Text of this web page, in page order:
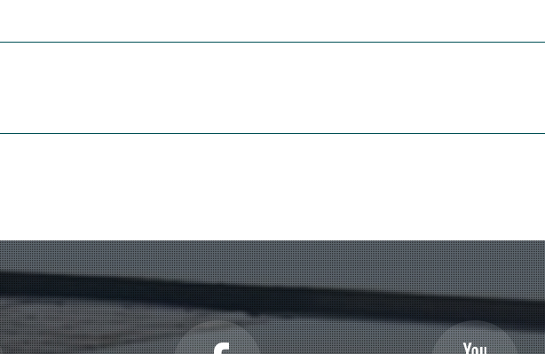
que señalan el elevadísimo grado de perfección estilística y espiritual en el que culmina
remite claramente al magisterio estético de éste sobre los compositores del Grupo de los
los hermanos Ernesto y Rodolfo Halffter y Salvador Bacarisse (1898-1963). Podemos
técnica depurada, concisión formal, economía de la materia sonora y de los medios